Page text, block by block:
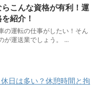
こんな資格が有利！運
紹介！
の運転の仕事がしたい！そん
が運送業でしょう。 ...
日は多い？休憩時間と拘